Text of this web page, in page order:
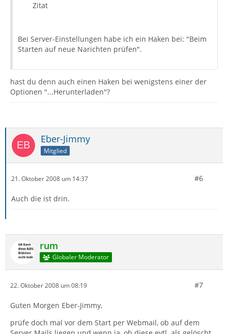
Zitat
Bei Server-Einstellungen habe ich ein Haken bei: "Beim
Starten auf neue Narichten prüfen".
hast du denn auch einen Haken bei wenigstens einer der
Optionen "...Herunterladen"?
Eber-Jimmy
Mitglied
21. Oktober 2008 um 14:37 #6
Auch die ist drin.
rum
Globaler Moderator
22. Oktober 2008 um 08:19 #7
Guten Morgen Eber-Jimmy,
prüfe doch mal vor dem Start per Webmail, ob auf dem